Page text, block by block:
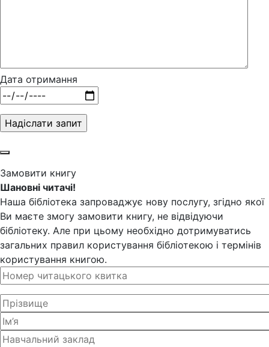
Дата отримання
Замовити книгу
Шановні читачі!
Наша бібліотека запроваджує нову послугу, згідно якої
Ви маєте змогу замовити книгу, не відвідуючи
бібліотеку. Але при цьому необхідно дотримуватись
загальних правил користування бібліотекою і термінів
користування книгою.